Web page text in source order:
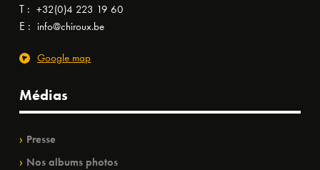
T : +32(0)4 223 19 60
E : info@chiroux.be
Google map
Médias
Presse
Nos albums photos